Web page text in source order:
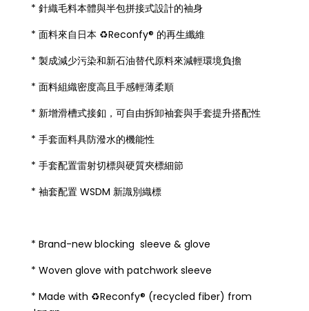
* 針織毛料本體與半包拼接式設計的袖身
* 面料來自日本 ♻Reconfy® 的再生纖維
* 製成減少污染和新石油替代原料來減輕環境負擔
* 面料組織密度高且手感輕薄柔順
* 新增滑槽式接釦，可自由拆卸袖套與手套提升搭配性
* 手套面料具防潑水的機能性
* 手套配置雷射切標與硬質夾標細節
* 袖套配置 WSDM 新識別織標
* Brand-new blocking sleeve & glove
* Woven glove with patchwork sleeve
* Made with ♻Reconfy® (recycled fiber) from